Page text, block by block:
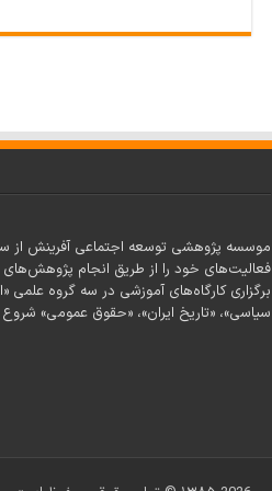
فعالیت‌های خود را از طریق انجام
برگزاری کارگاه‌های آموزشی در سه گروه علمی
سیاسی»، «تاریخ ایران»، «حقوق عمومی»